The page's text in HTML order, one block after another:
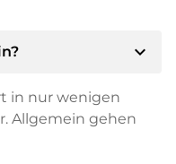
expand_more
in nur wenigen
Allgemein gehen